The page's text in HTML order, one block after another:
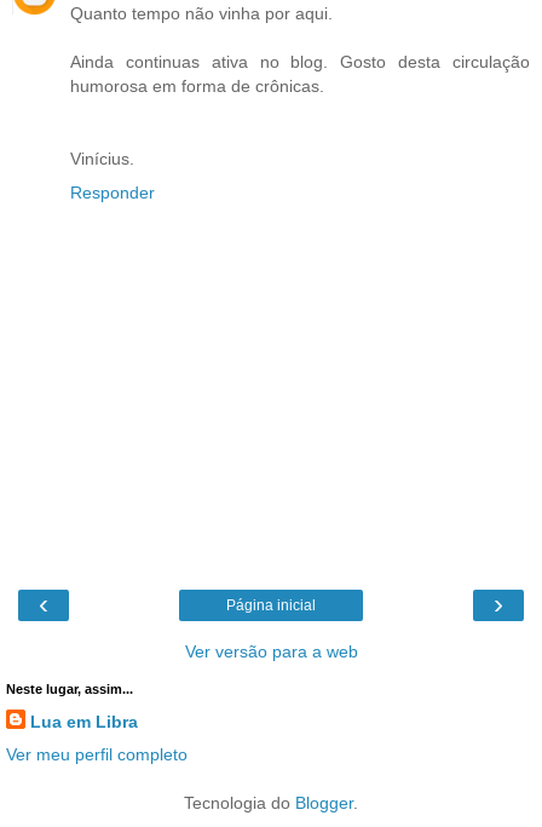
Quanto tempo não vinha por aqui.
Ainda continuas ativa no blog. Gosto desta circulação
humorosa em forma de crônicas.
Vinícius.
Responder
‹ ›
Página inicial
Ver versão para a web
Neste lugar, assim...
Lua em Libra
Ver meu perfil completo
Tecnologia do Blogger.